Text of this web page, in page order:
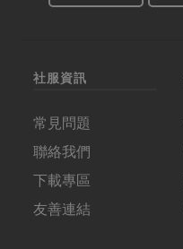
社服資訊
常見問題
聯絡我們
下載專區
友善連結